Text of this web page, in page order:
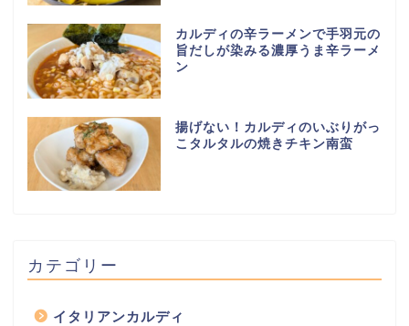
カルディの辛ラーメンで手羽元の
旨だしが染みる濃厚うま辛ラーメ
ン
揚げない！カルディのいぶりがっ
こタルタルの焼きチキン南蛮
カテゴリー
イタリアンカルディ